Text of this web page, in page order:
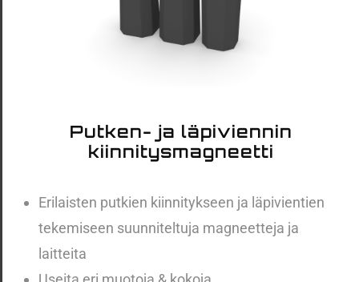
Putken- ja läpiviennin
kiinnitysmagneetti
Erilaisten putkien kiinnitykseen ja läpivientien
tekemiseen suunniteltuja magneetteja ja
laitteita